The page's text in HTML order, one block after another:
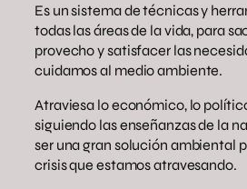
Es un sistema de técnicas y
todas las áreas de la vida, para
provecho y satisfacer las
cuidamos al medio ambiente.
Atraviesa lo económico, lo
siguiendo las enseñanzas de la
ser una gran solución ambiental
crisis que estamos atravesando.